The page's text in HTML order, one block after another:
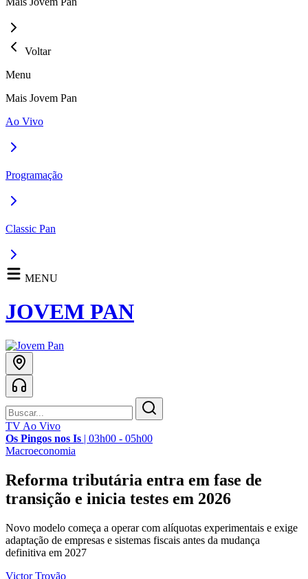
Voltar
Menu
Mais Jovem Pan
Ao Vivo
Programação
Classic Pan
MENU
JOVEM PAN
TV Ao Vivo
Os Pingos nos Is | 03h00 - 05h00
Macroeconomia
Reforma tributária entra em fase de
transição e inicia testes em 2026
Novo modelo começa a operar com alíquotas experimentais e exige
adaptação de empresas e sistemas fiscais antes da mudança
definitiva em 2027
Victor Trovão